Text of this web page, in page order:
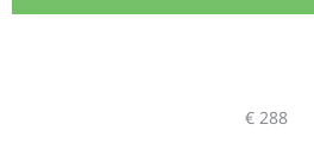
€ 288